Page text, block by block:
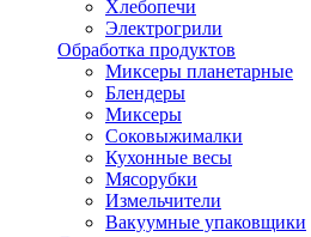
Хлебопечи
Электрогрили
Обработка продуктов
Миксеры планетарные
Блендеры
Миксеры
Соковыжималки
Кухонные весы
Мясорубки
Измельчители
Вакуумные упаковщики